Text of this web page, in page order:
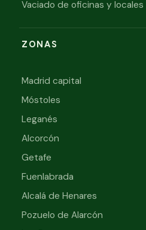
Vaciado de oficinas y locales
ZONAS
Madrid capital
Móstoles
Leganés
Alcorcón
Getafe
Fuenlabrada
Alcalá de Henares
Pozuelo de Alarcón